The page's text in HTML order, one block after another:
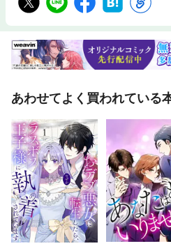
あわせてよく買われている